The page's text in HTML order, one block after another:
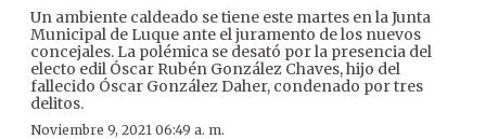
Un ambiente caldeado se tiene este martes en la Junta
Municipal de Luque ante el juramento de los nuevos
concejales. La polémica se desató por la presencia del
electo edil Óscar Rubén González Chaves, hijo del
fallecido Óscar González Daher, condenado por tres
delitos.
Noviembre 9, 2021 06:49 a. m.